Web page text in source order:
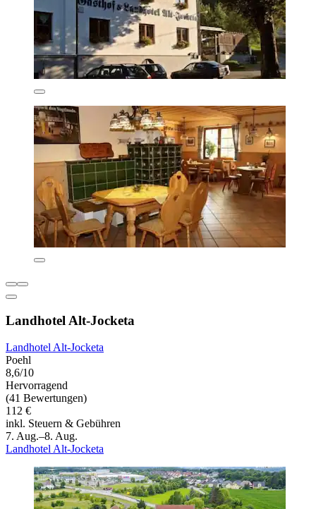
Landhotel Alt-Jocketa
Landhotel Alt-Jocketa
Poehl
8,6/10
Hervorragend
(41 Bewertungen)
112 €
inkl. Steuern & Gebühren
7. Aug.–8. Aug.
Landhotel Alt-Jocketa